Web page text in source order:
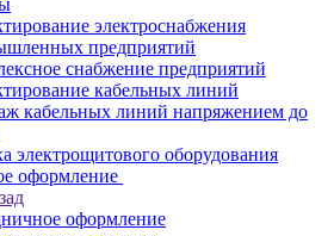
электроснабжения
предприятий
снабжение предприятий
кабельных линий
кабельных линий напряжением до
электрощитового оборудования
оформление
оформление